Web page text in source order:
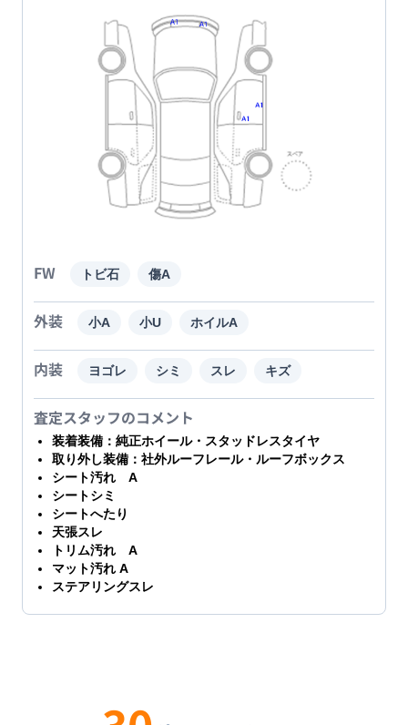
FW トビ石 傷A
外装 小A 小U ホイルA
内装 ヨゴレ シミ スレ キズ
査定スタッフのコメント
装着装備：純正ホイール・スタッドレスタイヤ
取り外し装備：社外ルーフレール・ルーフボックス
シート汚れ A
シートシミ
シートへたり
天張スレ
トリム汚れ A
マット汚れ A
ステアリングスレ